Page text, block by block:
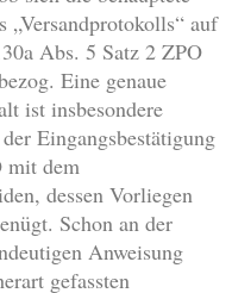
auf
Abs. 5 Satz 2 ZPO
Eine genaue
ist insbesondere
Eingangsbestätigung
mit dem
dessen Vorliegen
Schon an der
Anweisung
gefassten